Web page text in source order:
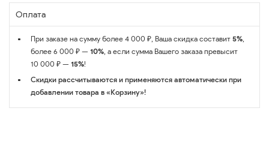
Оплата
При заказе на сумму более 4 000 ₽, Ваша скидка составит 5%,
более 6 000 ₽ — 10%, а если сумма Вашего заказа превысит
10 000 ₽ — 15%!
Скидки рассчитываются и применяются автоматически при
добавлении товара в «Корзину»!